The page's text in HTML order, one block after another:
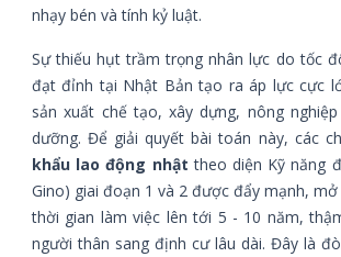
nhạy bén và tính kỷ luật.
Sự thiếu hụt trầm trọng nhân lực do tốc
đạt đỉnh tại Nhật Bản tạo ra áp lực cực
sản xuất chế tạo, xây dựng, nông
dưỡng. Để giải quyết bài toán này, các
khẩu lao động nhật theo diện Kỹ năng
Gino) giai đoạn 1 và 2 được đẩy mạnh,
thời gian làm việc lên tới 5 - 10 năm,
người thân sang định cư lâu dài. Đây là